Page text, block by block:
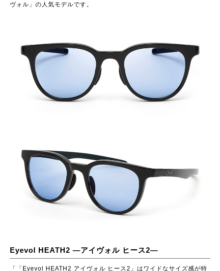
ヴォル」の人気モデルです。
Eyevol HEATH2 ―アイヴォル ヒース2―
「「Eyevol HEATH2 アイヴォル ヒース2」はワイドなサイズ感が特